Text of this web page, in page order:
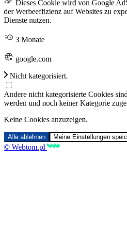
Dieses Cookie wird von Google
der Werbeeffizienz auf Websites zu
Dienste nutzen.
3 Monate
google.com
Nicht kategorisiert.
Andere nicht kategorisierte Cookies
werden und noch keiner Kategorie
Keine Cookies anzuzeigen.
Alle ablehnen Meine Einstellungen
© Webtom.pl